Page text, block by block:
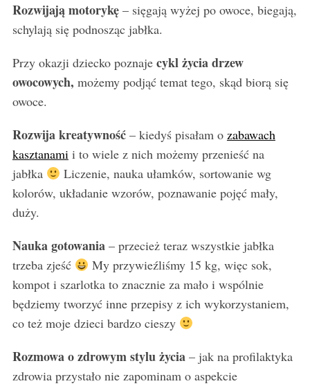
Rozwijają motorykę – sięgają wyżej po owoce, biegają,
schylają się podnosząc jabłka.
Przy okazji dziecko poznaje cykl życia drzew
owocowych, możemy podjąć temat tego, skąd biorą się
owoce.
Rozwija kreatywność– kiedyś pisałam o zabawach
kasztanamii to wiele z nich możemy przenieść na
jabłka
Liczenie, nauka ułamków, sortowanie wg
kolorów, układanie wzorów, poznawanie pojęć mały,
duży.
Nauka gotowania– przecież teraz wszystkie jabłka
trzeba zjeść
My przywieźliśmy 15 kg, więc sok,
kompot i szarlotka to znacznie za mało i wspólnie
będziemy tworzyć inne przepisy z ich wykorzystaniem,
co też moje dzieci bardzo cieszy
Rozmowa o zdrowym stylu życia– jak na profilaktyka
zdrowia przystało nie zapominam o aspekcie